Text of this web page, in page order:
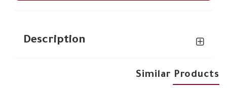
Description
Similar Products